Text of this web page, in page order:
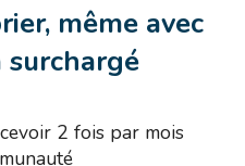
même avec
surchargé
2 fois par mois